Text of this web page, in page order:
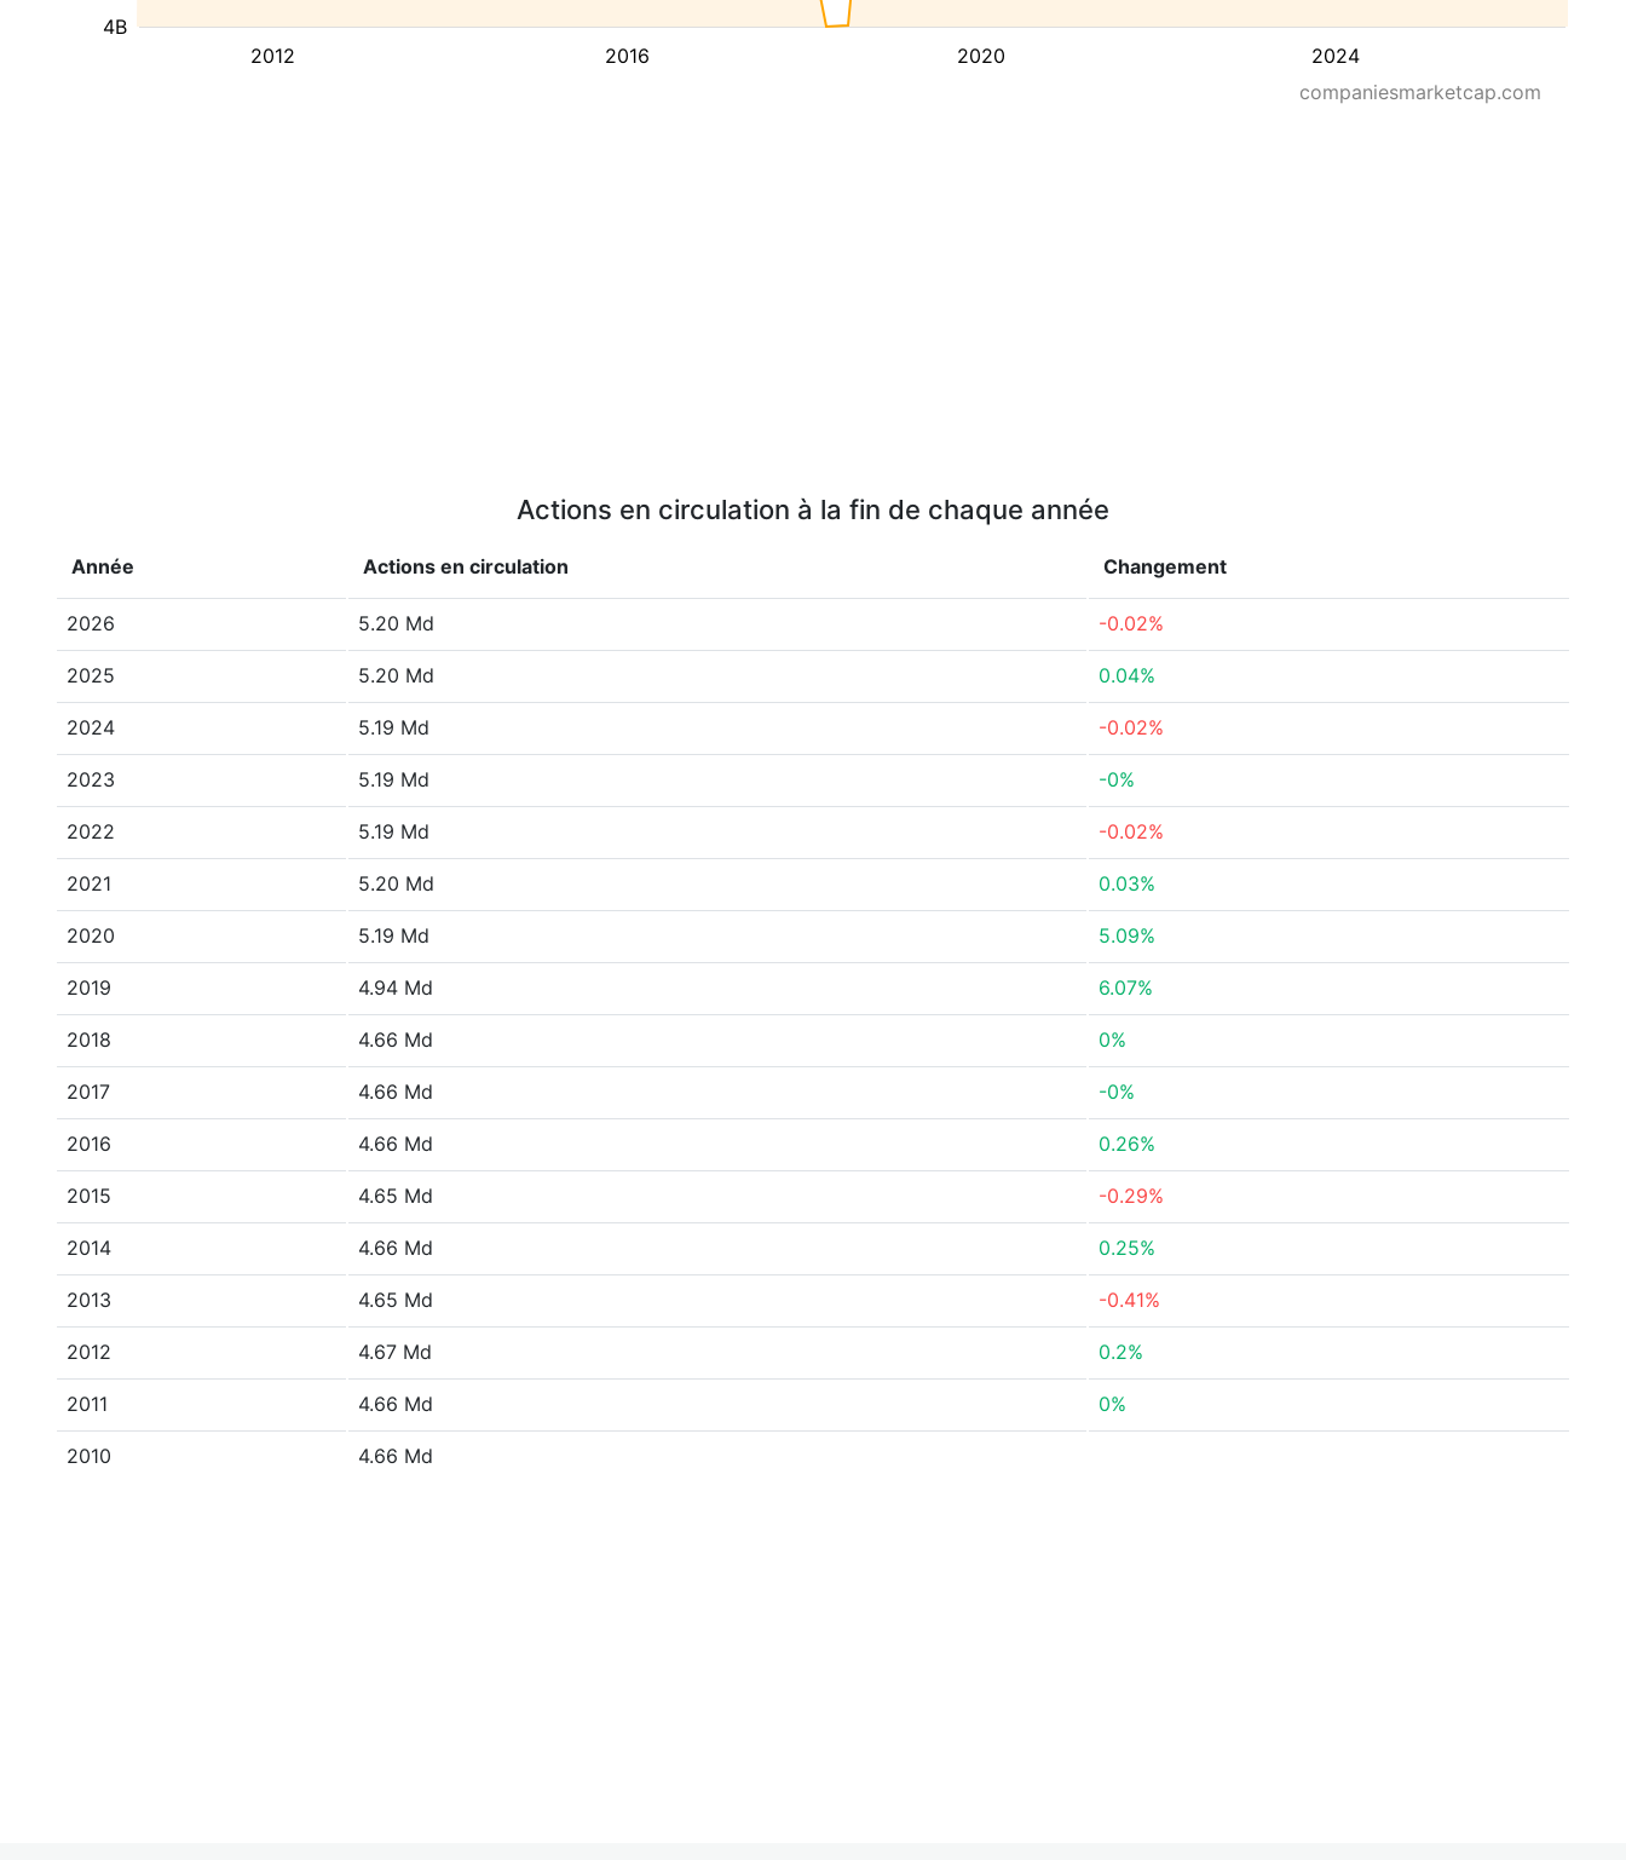
2012 2016 2020 2024
4B
companiesmarketcap.com
Actions en circulation à la fin de chaque année
Année Actions en circulation Changement
2026 5.20 Md -0.02%
2025 5.20 Md 0.04%
2024 5.19 Md -0.02%
2023 5.19 Md -0%
2022 5.19 Md -0.02%
2021 5.20 Md 0.03%
2020 5.19 Md 5.09%
2019 4.94 Md 6.07%
2018 4.66 Md 0%
2017 4.66 Md -0%
2016 4.66 Md 0.26%
2015 4.65 Md -0.29%
2014 4.66 Md 0.25%
2013 4.65 Md -0.41%
2012 4.67 Md 0.2%
2011 4.66 Md 0%
2010 4.66 Md